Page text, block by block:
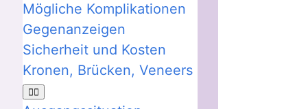
Mögliche Komplikationen
Gegenanzeigen
Sicherheit und Kosten
Kronen, Brücken, Veneers